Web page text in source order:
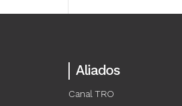
Aliados
Canal TRO